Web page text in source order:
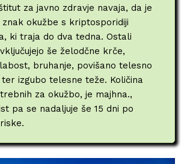
za javno zdravje navaja, da je
znak okužbe s kriptosporidiji
ki traja do dva tedna. Ostali
še želodčne krče,
bruhanje, povišano telesno
izgubo telesne teže. Količina
za okužbo, je majhna.,
pa se nadaljuje še 15 dni po